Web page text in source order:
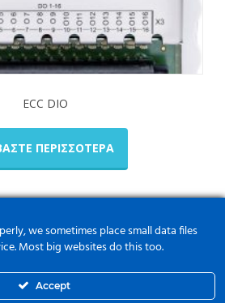
ECC DIO
ΠΕΡΙΣΣΌΤΕΡΑ
we sometimes place small data files
Most big websites do this too.
Accept